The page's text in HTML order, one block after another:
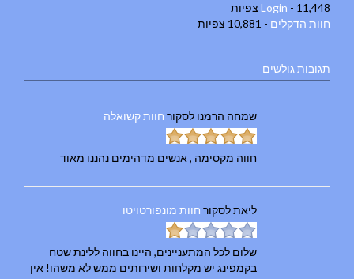
Login - 11,448 צפיות
חוות הדקלים - 10,881 צפיות
תגובות גולשים
שמחה הרמנו לסקור חוות קשואלה
חווה מקסימה , אנשים מדהימים נהננו מאוד
ליאתלסקור חוות מונפורטויטו
שלום לכל המתעניינים, היינו בחווה ללינת שטח
בקמפינג יש מקלחות ושירותים ממש לא משהו! אין